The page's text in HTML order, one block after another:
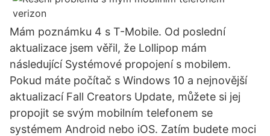
Mám poznámku 4 s T-Mobile. Od poslední
aktualizace jsem věřil, že Lollipop mám
následující Systémové propojení s mobilem.
Pokud máte počítač s Windows 10 a nejnovější
aktualizací Fall Creators Update, můžete si jej
propojit se svým mobilním telefonem se
systémem Android nebo iOS. Zatím budete moci